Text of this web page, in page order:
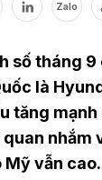
Zalo
số tháng 9
là
tăng mạnh
nhắm
Mỹ vẫn cao.